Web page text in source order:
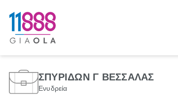
ΣΠΥΡΙΔΩΝ Γ ΒΕΣΣΑΛΑΣ
Ενυδρεία